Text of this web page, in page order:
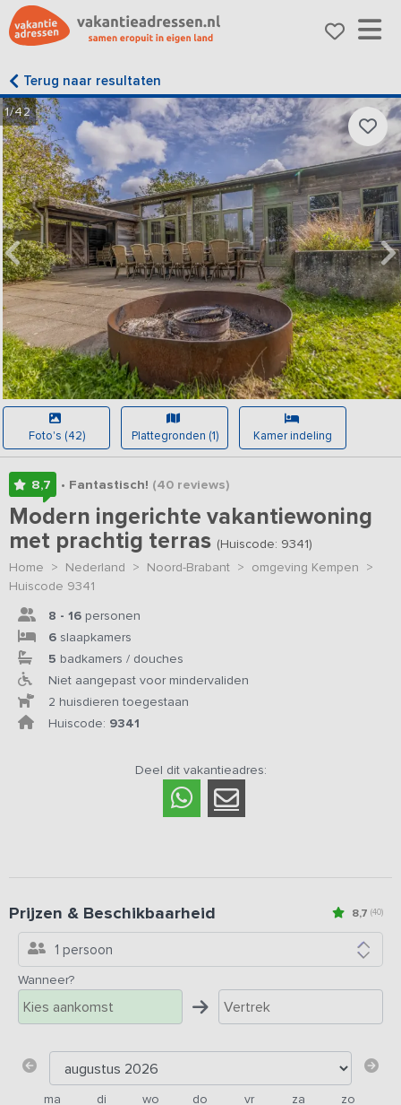
Terug naar resultaten
1/42
Foto's (42) Plattegronden (1) Kamer indeling
8,7 • Fantastisch! (40reviews)
Modern ingerichte vakantiewoning
met prachtig terras (Huiscode: 9341)
Home > Nederland > Noord-Brabant > omgeving Kempen >
Huiscode 9341
8 - 16 personen
6 slaapkamers
5 badkamers / douches
Niet aangepast voor mindervaliden
2 huisdieren toegestaan
Huiscode: 9341
Deel dit vakantieadres:
8,7 (40)
Prijzen & Beschikbaarheid
1 persoon
Wanneer?
ma di wo do vr za zo